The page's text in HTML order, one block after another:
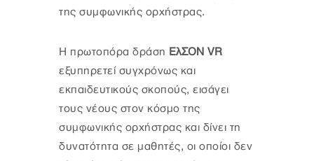
της συμφωνικής ορχήστρας.
Η πρωτοπόρα δράση ΕλΣΟΝ VR
εξυπηρετεί συγχρόνως και
εκπαιδευτικούς σκοπούς, εισάγει
τους νέους στον κόσμο της
συμφωνικής ορχήστρας και δίνει τη
δυνατότητα σε μαθητές, οι οποίοι δεν